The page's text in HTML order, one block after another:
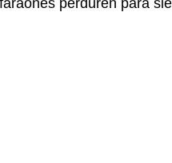
perduren para